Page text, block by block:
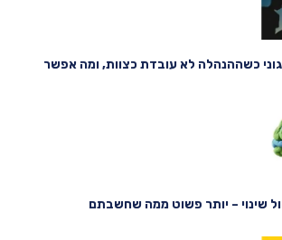
כשההנהלה לא עובדת כצוות, ומה אפשר
שינוי – יותר פשוט ממה שחשבתם